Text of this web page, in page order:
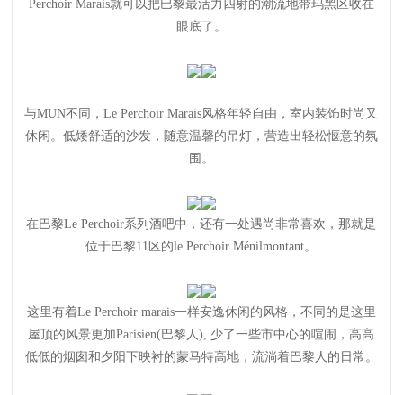
Perchoir Marais就可以把巴黎最活力四射的潮流地带玛黑区收在
眼底了。
与MUN不同，Le Perchoir Marais风格年轻自由，室内装饰时尚又
休闲。低矮舒适的沙发，随意温馨的吊灯，营造出轻松惬意的氛
围。
在巴黎Le Perchoir系列酒吧中，还有一处遇尚非常喜欢，那就是
位于巴黎11区的le Perchoir Ménilmontant。
这里有着Le Perchoir marais一样安逸休闲的风格，不同的是这里
屋顶的风景更加Parisien(巴黎人), 少了一些市中心的喧闹，高高
低低的烟囱和夕阳下映衬的蒙马特高地，流淌着巴黎人的日常。